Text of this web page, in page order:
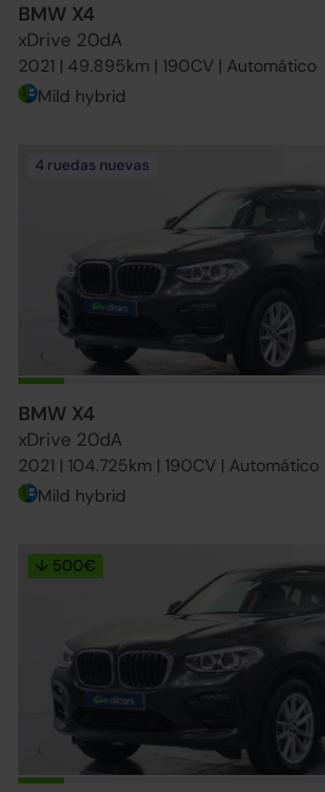
BMW X4
xDrive 20dA
2021 | 49.895km | 190CV | Automático
Mild hybrid
4 ruedas nuevas
BMW X4
xDrive 20dA
2021 | 104.725km | 190CV | Automático
Mild hybrid
↓ 500€